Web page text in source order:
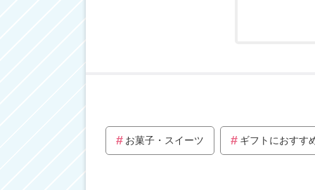
お菓子・スイーツ ギフトにおすす